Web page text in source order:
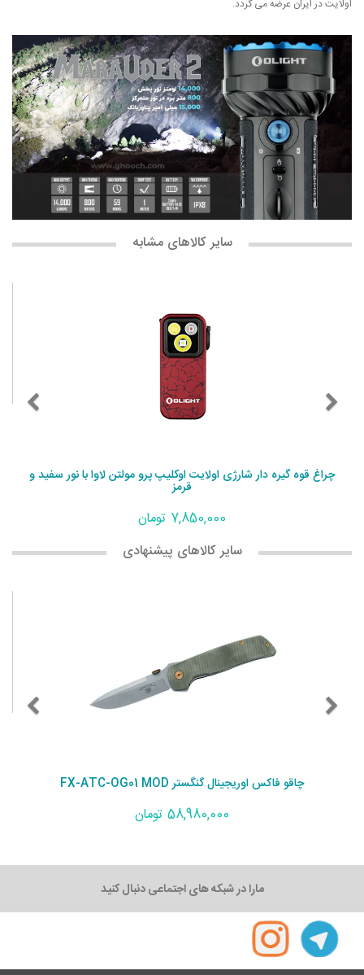
اولایت در ایران عرضه می گردد.
سایر کالاهای مشابه
چراغ قوه اولایت بتون 4 پریموم ادیشن ناکترنال سنتنل همراه با کیس
شارژر
19,460,000 تومان
سایر کالاهای پیشنهادی
چاقو بوکر مگنوم داماس بون 01MB180DAM
25,730,000 تومان
مارا در شبکه های اجتماعی دنبال کنید